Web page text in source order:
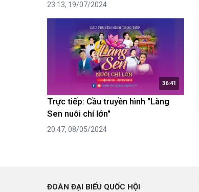
23:13, 19/07/2024
36:41
Trực tiếp: Cầu truyền hình "Làng
Sen nuôi chí lớn"
20:47, 08/05/2024
ĐOÀN ĐẠI BIỂU QUỐC HỘI